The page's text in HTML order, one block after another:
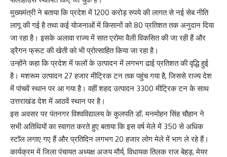
मुख्यमंत्री ने बताया कि प्रदेश में 1200 करोड़ रुपये की लागत से नई सेब नीति
लागू की गई है तथा कई योजनाओं में किसानों को 80 प्रतिशत तक अनुदान दिया
जा रहा है। इसके अलावा राज्य में सात एरोमा वैली विकसित की जा रही हैं और
ड्रैगन फ्रूट की खेती को भी प्रोत्साहित किया जा रहा है।
उन्होंने कहा कि प्रदेश में फलों के उत्पादन में लगभग ढाई प्रतिशत की वृद्धि हुई
है। मशरूम उत्पादन 27 हजार मीट्रिक टन तक पहुंच गया है, जिससे राज्य देश
में पांचवें स्थान पर आ गया है। वहीं शहद उत्पादन 3300 मीट्रिक टन के साथ
उत्तराखंड देश में आठवें स्थान पर है।
इस अवसर पर पंतनगर विश्वविद्यालय के कुलपति डॉ. मनमोहन सिंह चौहान ने
सभी अतिथियों का स्वागत करते हुए बताया कि इस वर्ष मेले में 350 से अधिक
स्टॉल लगाए गए हैं और प्रतिदिन लगभग 20 हजार लोग मेले में भाग ले रहे हैं।
कार्यक्रम में जिला पंचायत अध्यक्ष अजय मौर्य, विधायक तिलक राज बेहड़, मेयर